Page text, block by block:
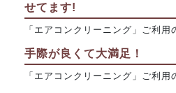
せてます!
「エアコンクリーニング」ご利用
手際が良くて大満足！
「エアコンクリーニング」ご利用